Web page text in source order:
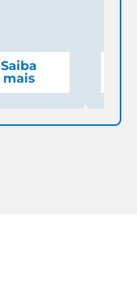
Saiba
mais